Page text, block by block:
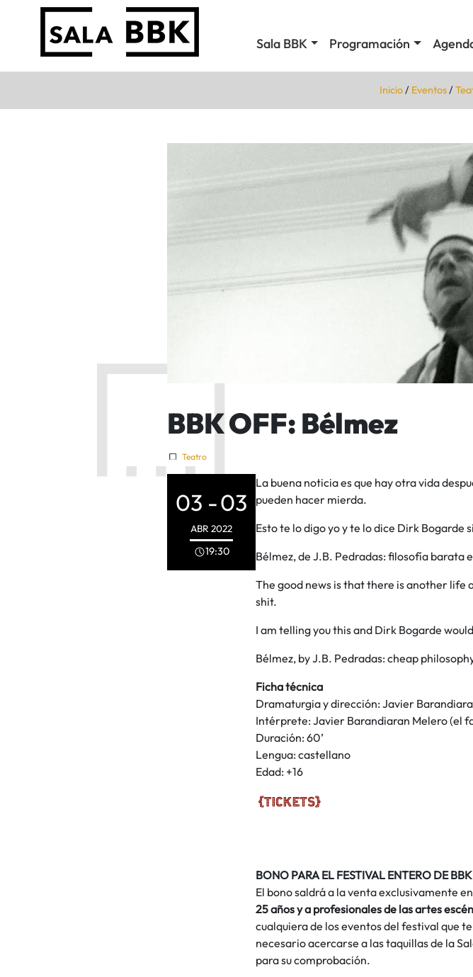
Sala BBK Programación
Inicio/ Eventos/
BBK OFF: Bélmez
Teatro
03 -03
ABR 2022
19:30
La buena noticia es que hay otra vida
pueden hacer mierda.
Esto te lo digo yo y te lo dice Dirk Bogarde
Bélmez, de J.B. Pedradas: filosofía barata
The good news is that there is another life
shit.
I am telling you this and Dirk Bogarde
Bélmez, by J.B. Pedradas: cheap
Ficha técnica
Dramaturgia y dirección: Javier
Intérprete: Javier Barandiaran Melero (el
Duración: 60’
Lengua: castellano
Edad: +16
BONO PARA EL FESTIVAL ENTERO DE
El bono saldrá a la venta exclusivamente
25 años y a profesionales de las artes
cualquiera de los eventos del festival que
necesario acercarse a las taquillas de la
para su comprobación.